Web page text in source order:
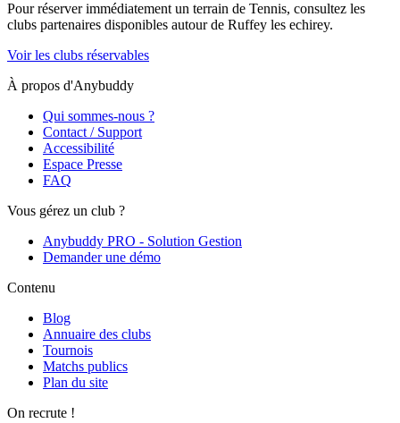
Pour réserver immédiatement un terrain de Tennis, consultez les
clubs partenaires disponibles autour de Ruffey les echirey.
Voir les clubs réservables
À propos d'Anybuddy
Qui sommes-nous ?
Contact / Support
Accessibilité
Espace Presse
FAQ
Vous gérez un club ?
Anybuddy PRO - Solution Gestion
Demander une démo
Contenu
Blog
Annuaire des clubs
Tournois
Matchs publics
Plan du site
On recrute !